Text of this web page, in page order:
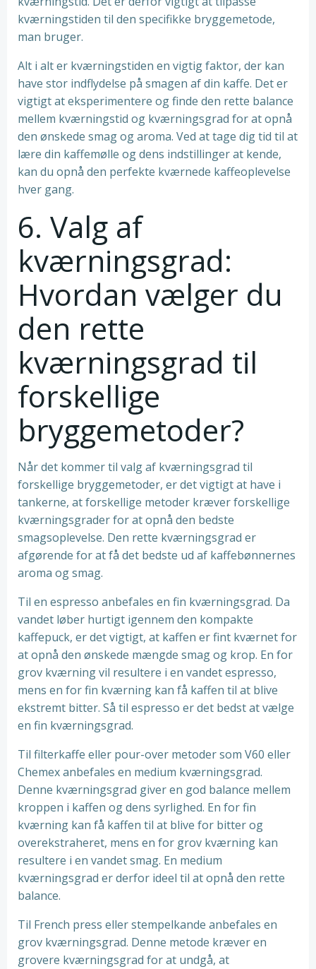
kværningstiden til den specifikke bryggemetode,
man bruger.
Alt i alt er kværningstiden en vigtig faktor, der kan
have stor indflydelse på smagen af din kaffe. Det er
vigtigt at eksperimentere og finde den rette balance
mellem kværningstid og kværningsgrad for at opnå
den ønskede smag og aroma. Ved at tage dig tid til at
lære din kaffemølle og dens indstillinger at kende,
kan du opnå den perfekte kværnede kaffeoplevelse
hver gang.
6. Valg af
kværningsgrad:
Hvordan vælger du
den rette
kværningsgrad til
forskellige
bryggemetoder?
Når det kommer til valg af kværningsgrad til
forskellige bryggemetoder, er det vigtigt at have i
tankerne, at forskellige metoder kræver forskellige
kværningsgrader for at opnå den bedste
smagsoplevelse. Den rette kværningsgrad er
afgørende for at få det bedste ud af kaffebønnernes
aroma og smag.
Til en espresso anbefales en fin kværningsgrad. Da
vandet løber hurtigt igennem den kompakte
kaffepuck, er det vigtigt, at kaffen er fint kværnet for
at opnå den ønskede mængde smag og krop. En for
grov kværning vil resultere i en vandet espresso,
mens en for fin kværning kan få kaffen til at blive
ekstremt bitter. Så til espresso er det bedst at vælge
en fin kværningsgrad.
Til filterkaffe eller pour-over metoder som V60 eller
Chemex anbefales en medium kværningsgrad.
Denne kværningsgrad giver en god balance mellem
kroppen i kaffen og dens syrlighed. En for fin
kværning kan få kaffen til at blive for bitter og
overekstraheret, mens en for grov kværning kan
resultere i en vandet smag. En medium
kværningsgrad er derfor ideel til at opnå den rette
balance.
Til French press eller stempelkande anbefales en
grov kværningsgrad. Denne metode kræver en
grovere kværningsgrad for at undgå, at